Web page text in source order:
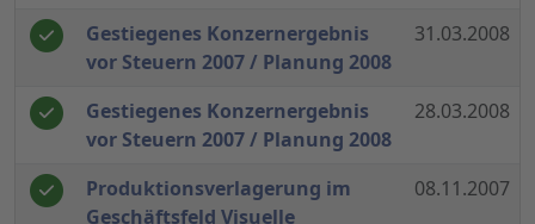
Gestiegenes Konzernergebnis
vor Steuern 2007 / Planung 2008
31.03.2008
Gestiegenes Konzernergebnis
vor Steuern 2007 / Planung 2008
28.03.2008
Produktionsverlagerung im
Geschäftsfeld Visuelle
08.11.2007